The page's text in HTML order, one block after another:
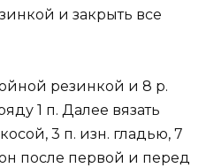
и закрыть все
резинкой и 8 р.
1 п. Далее вязать
3 п. изн. гладью, 7
после первой и перед